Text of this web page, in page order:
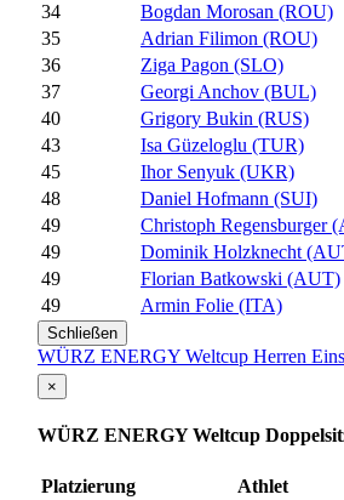
34
Bogdan Morosan (ROU)
35
Adrian Filimon (ROU)
36
Ziga Pagon (SLO)
37
Georgi Anchov (BUL)
40
Grigory Bukin (RUS)
43
Isa Güzeloglu (TUR)
45
Ihor Senyuk (UKR)
48
Daniel Hofmann (SUI)
49
Christoph Regensburger
49
Dominik Holzknecht
49
Florian Batkowski (AUT)
49
Armin Folie (ITA)
Schließen
WÜRZ ENERGY Weltcup Herren
×
WÜRZ ENERGY Weltcup
Platzierung
Athlet